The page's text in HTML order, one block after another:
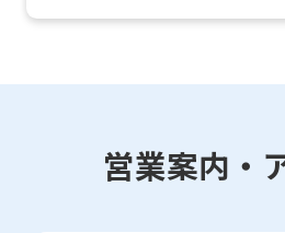
営業案内・
it